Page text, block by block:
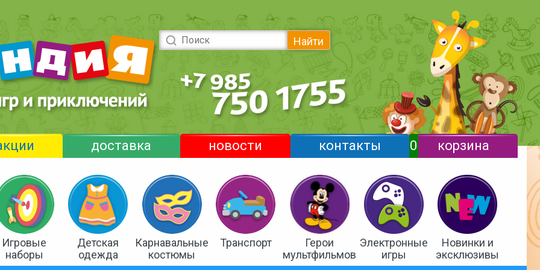
Найти
доставка новости контакты 0 корзина
Игровые
наборы
Детская
одежда
Карнавальные
костюмы
Транспорт
Герои
мультфильмов
Электронные
игры
Новинки и
эксклюзивы